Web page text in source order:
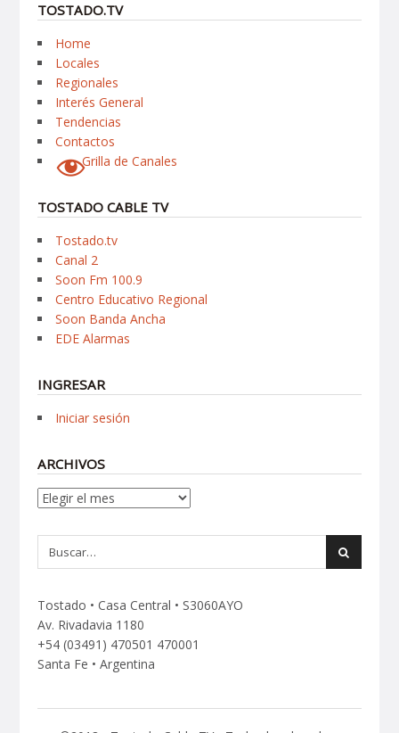
TOSTADO.TV
Home
Locales
Regionales
Interés General
Tendencias
Contactos
Grilla de Canales
TOSTADO CABLE TV
Tostado.tv
Canal 2
Soon Fm 100.9
Centro Educativo Regional
Soon Banda Ancha
EDE Alarmas
INGRESAR
Iniciar sesión
ARCHIVOS
Archivos
Tostado • Casa Central • S3060AYO
Av. Rivadavia 1180
+54 (03491) 470501 470001
Santa Fe • Argentina